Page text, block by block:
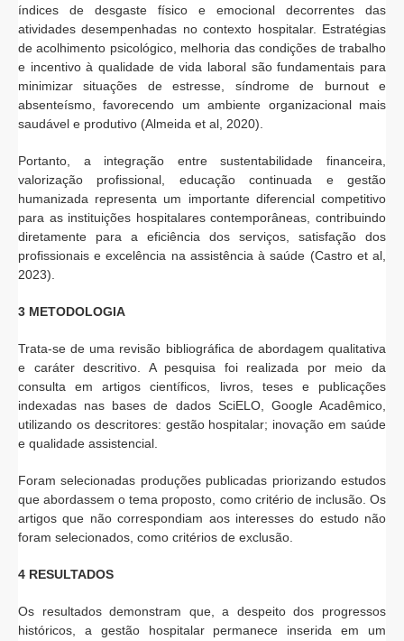
índices de desgaste físico e emocional decorrentes das
atividades desempenhadas no contexto hospitalar. Estratégias
de acolhimento psicológico, melhoria das condições de trabalho
e incentivo à qualidade de vida laboral são fundamentais para
minimizar situações de estresse, síndrome de burnout e
absenteísmo, favorecendo um ambiente organizacional mais
saudável e produtivo (Almeida et al, 2020).
Portanto, a integração entre sustentabilidade financeira,
valorização profissional, educação continuada e gestão
humanizada representa um importante diferencial competitivo
para as instituições hospitalares contemporâneas, contribuindo
diretamente para a eficiência dos serviços, satisfação dos
profissionais e excelência na assistência à saúde (Castro et al,
2023).
3 METODOLOGIA
Trata-se de uma revisão bibliográfica de abordagem qualitativa
e caráter descritivo. A pesquisa foi realizada por meio da
consulta em artigos científicos, livros, teses e publicações
indexadas nas bases de dados SciELO, Google Acadêmico,
utilizando os descritores: gestão hospitalar; inovação em saúde
e qualidade assistencial.
Foram selecionadas produções publicadas priorizando estudos
que abordassem o tema proposto, como critério de inclusão. Os
artigos que não correspondiam aos interesses do estudo não
foram selecionados, como critérios de exclusão.
4 RESULTADOS
Os resultados demonstram que, a despeito dos progressos
históricos, a gestão hospitalar permanece inserida em um